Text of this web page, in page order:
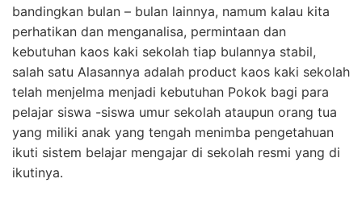
bandingkan bulan – bulan lainnya, namum kalau kita
perhatikan dan menganalisa, permintaan dan
kebutuhan kaos kaki sekolah tiap bulannya stabil,
salah satu Alasannya adalah product kaos kaki sekolah
telah menjelma menjadi kebutuhan Pokok bagi para
pelajar siswa -siswa umur sekolah ataupun orang tua
yang miliki anak yang tengah menimba pengetahuan
ikuti sistem belajar mengajar di sekolah resmi yang di
ikutinya.